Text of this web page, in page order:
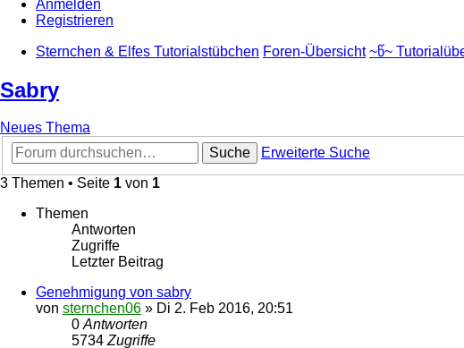
Anmelden
Registrieren
Sternchen & Elfes Tutorialstübchen Foren-Übersicht ~წ~
Sabry
Neues Thema
Suche
Erweiterte Suche
3 Themen • Seite 1 von 1
Themen
Antworten
Zugriffe
Letzter Beitrag
Genehmigung von sabry
von sternchen06 » Di 2. Feb 2016, 20:51
0 Antworten
5734 Zugriffe